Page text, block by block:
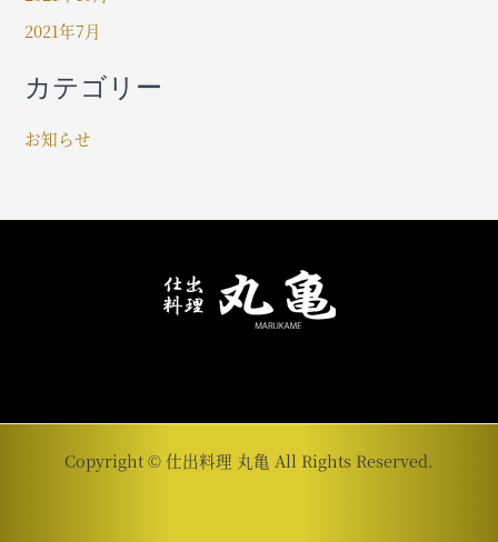
2021年7月
カテゴリー
お知らせ
Copyright © 仕出料理 丸亀 All Rights Reserved.